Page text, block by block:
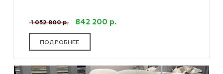
1 052 800 р. 842 200 р.
ПОДРОБНЕЕ